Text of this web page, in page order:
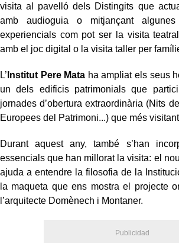
visita al pavelló dels Distingits que
amb audioguia o mitjançant
experiencials com pot ser la visita
amb el joc digital o la visita taller per
L’ Institut Pere Mata ha ampliat els seus
un dels edificis patrimonials que
jornades d’obertura extraordinària (Nits
Europees del Patrimoni...) que més
Durant aquest any, també s’han
essencials que han millorat la visita: el
ajuda a entendre la filosofia de la
la maqueta que ens mostra el projecte
l’arquitecte Domènech i Montaner.